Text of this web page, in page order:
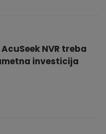
NVR treba
investicija